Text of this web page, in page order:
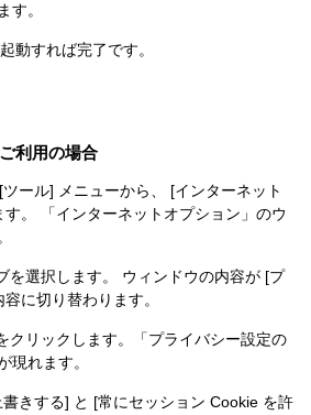
す。
動すれば完了です。
利用の場合
ール] メニューから、 [インターネット
。 「インターネットオプション」のウ
を選択します。 ウィンドウの内容が [プ
に切り替わります。
クリックします。「プライバシー設定の
現れます。
きする] と [常にセッション Cookie を許